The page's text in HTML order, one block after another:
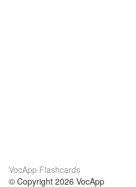
VocApp Flashcards
© Copyright 2026 VocApp